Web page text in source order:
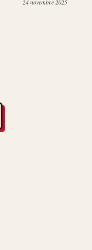
24 novembre 2025